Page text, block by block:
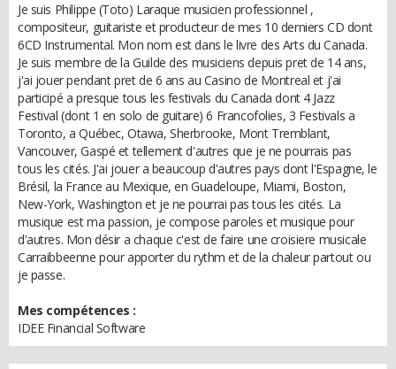
Je suis Philippe (Toto) Laraque musicien professionnel ,
compositeur, guitariste et producteur de mes 10 derniers CD dont
6CD Instrumental. Mon nom est dans le livre des Arts du Canada.
Je suis membre de la Guilde des musiciens depuis pret de 14 ans,
j'ai jouer pendant pret de 6 ans au Casino de Montreal et j'ai
participé a presque tous les festivals du Canada dont 4 Jazz
Festival (dont 1 en solo de guitare) 6 Francofolies, 3 Festivals a
Toronto, a Québec, Otawa, Sherbrooke, Mont Tremblant,
Vancouver, Gaspé et tellement d'autres que je ne pourrais pas
tous les cités. J'ai jouer a beaucoup d'autres pays dont l'Espagne, le
Brésil, la France au Mexique, en Guadeloupe, Miami, Boston,
New-York, Washington et je ne pourrai pas tous les cités. La
musique est ma passion, je compose paroles et musique pour
d'autres. Mon désir a chaque c'est de faire une croisiere musicale
Carraibbeenne pour apporter du rythm et de la chaleur partout ou
je passe.
Mes compétences :
IDEE Financial Software